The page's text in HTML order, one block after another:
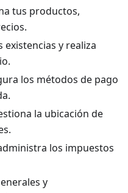
tus productos,
existencias y realiza
los métodos de pago
la ubicación de
los impuestos
y